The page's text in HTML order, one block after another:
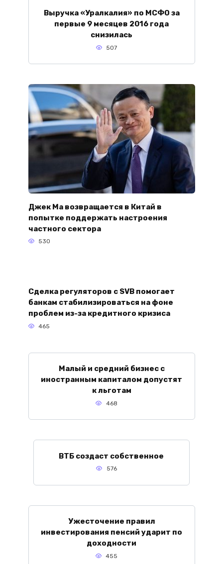
Выручка «Уралкалия» по МСФО за
первые 9 месяцев 2016 года
снизилась
507
Джек Ма возвращается в Китай в
попытке поддержать настроения
частного сектора
530
Сделка регуляторов с SVB помогает
банкам стабилизироваться на фоне
проблем из-за кредитного кризиса
465
Малый и средний бизнес с
иностранным капиталом допустят
к льготам
468
ВТБ создаст собственное
576
Ужесточение правил
инвестирования пенсий ударит по
доходности
455